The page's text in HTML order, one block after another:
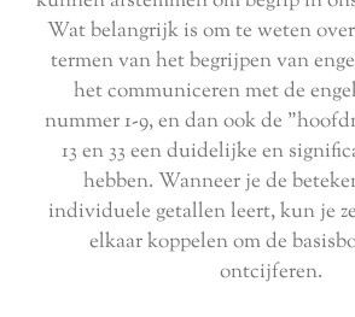
Wat belangrijk is om te weten
termen van het begrijpen van
het communiceren met de
nummer 1-9, en dan ook de
13 en 33 een duidelijke en
hebben. Wanneer je de
individuele getallen leert, kun je
elkaar koppelen om de
ontcijferen.